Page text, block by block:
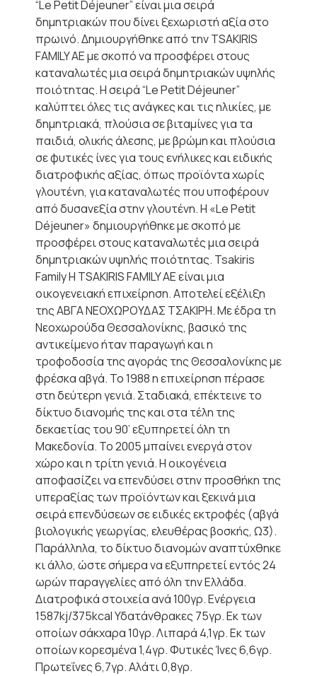
“Le Petit Déjeuner” είναι μια σειρά
δημητριακών που δίνει ξεχωριστή αξία στο
πρωινό. Δημιουργήθηκε από την TSAKIRIS
FAMILY ΑΕ με σκοπό να προσφέρει στους
καταναλωτές μια σειρά δημητριακών υψηλής
ποιότητας. Η σειρά “Le Petit Déjeuner”
καλύπτει όλες τις ανάγκες και τις ηλικίες, με
δημητριακά, πλούσια σε βιταμίνες για τα
παιδιά, ολικής άλεσης, με βρώμη και πλούσια
σε φυτικές ίνες για τους ενήλικες και ειδικής
διατροφικής αξίας, όπως προϊόντα χωρίς
γλουτένη, για καταναλωτές που υποφέρουν
από δυσανεξία στην γλουτένη. Η «Le Petit
Déjeuner» δημιουργήθηκε με σκοπό με
προσφέρει στους καταναλωτές μια σειρά
δημητριακών υψηλής ποιότητας. Tsakiris
Family Η TSAKIRIS FAMILY AE είναι μια
οικογενειακή επιχείρηση. Αποτελεί εξέλιξη
της ΑΒΓΑ ΝΕΟΧΩΡΟΥΔΑΣ ΤΣΑΚΙΡΗ. Με έδρα τη
Νεοχωρούδα Θεσσαλονίκης, βασικό της
αντικείμενο ήταν παραγωγή και η
τροφοδοσία της αγοράς της Θεσσαλονίκης με
φρέσκα αβγά. Το 1988 η επιχείρηση πέρασε
στη δεύτερη γενιά. Σταδιακά, επέκτεινε το
δίκτυο διανομής της και στα τέλη της
δεκαετίας του 90’ εξυπηρετεί όλη τη
Μακεδονία. Το 2005 μπαίνει ενεργά στον
χώρο και η τρίτη γενιά. Η οικογένεια
αποφασίζει να επενδύσει στην προσθήκη της
υπεραξίας των προϊόντων και ξεκινά μια
σειρά επενδύσεων σε ειδικές εκτροφές (αβγά
βιολογικής γεωργίας, ελευθέρας βοσκής, Ω3).
Παράλληλα, το δίκτυο διανομών αναπτύχθηκε
κι άλλο, ώστε σήμερα να εξυπηρετεί εντός 24
ωρών παραγγελίες από όλη την Ελλάδα.
Διατροφικά στοιχεία ανά 100γρ. Ενέργεια
1587kj/375kcal Υδατάνθρακες 75γρ. Εκ των
οποίων σάκχαρα 10γρ. Λιπαρά 4,1γρ. Εκ των
οποίων κορεσμένα 1,4γρ. Φυτικές Ίνες 6,6γρ.
Πρωτεΐνες 6,7γρ. Αλάτι 0,8γρ.